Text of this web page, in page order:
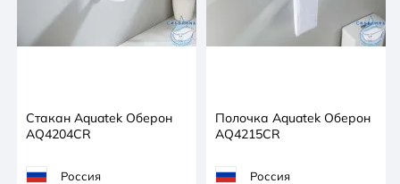
Стакан Aquatek Оберон
AQ4204CR
Россия
Полочка Aquatek Оберон
AQ4215CR
Россия